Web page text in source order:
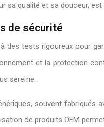
sa qualité et sa douceur,
de sécurité
des tests rigoureux pour
et la protection
sereine.
souvent fabriqués
de produits OEM